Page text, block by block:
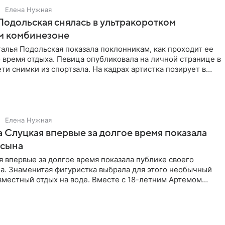
Елена Нужная
снялась в ультракоротком
комбинезоне
Подольская показала поклонникам, как проходит ее
время отдыха. Певица опубликовала на личной странице в
снимки из спортзала. На кадрах артистка позирует в
Елена Нужная
Слуцкая впервые за долгое время показала
впервые за долгое время показала публике своего
Знаменитая фигуристка выбрала для этого необычный
отдых на воде. Вместе с 18-летним Артемом